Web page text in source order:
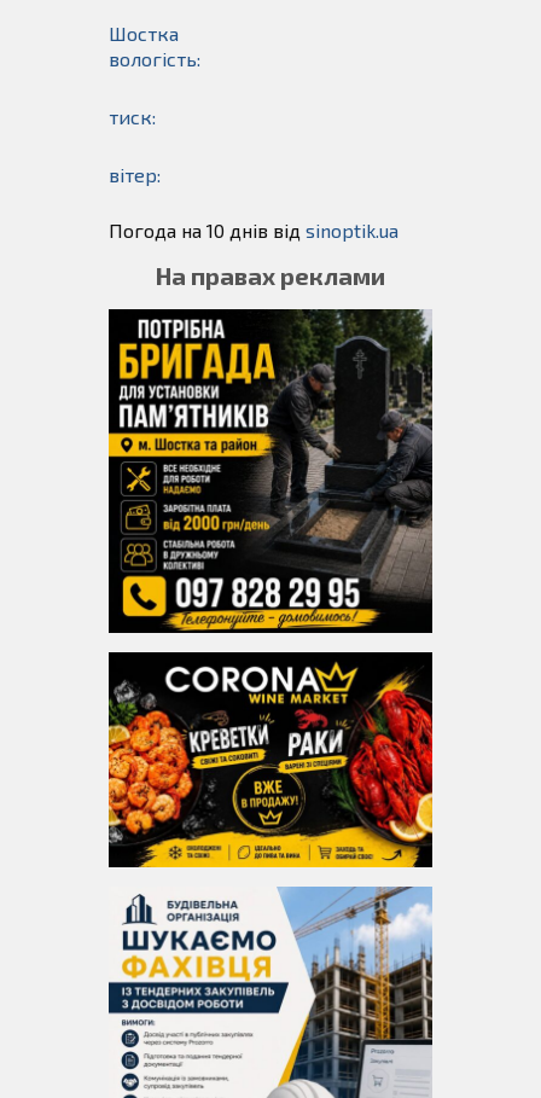
Шостка
вологість:
тиск:
вітер:
Погода на 10 днів від sinoptik.ua
На правах реклами